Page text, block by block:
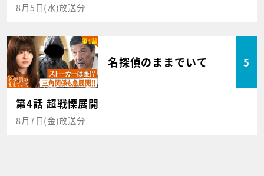
8月5日(水)放送分
名探偵のままでいて 5
第4話 超戦慄展開
8月7日(金)放送分